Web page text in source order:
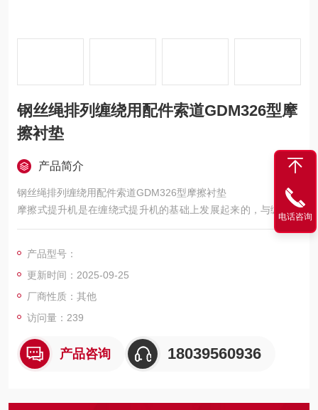
钢丝绳排列缠绕用配件索道GDM326型摩
擦衬垫
产品简介
钢丝绳排列缠绕用配件索道GDM326型摩擦衬垫
摩擦式提升机是在缠绕式提升机的基础上发展起来的，与缠绕式
提升机相比，由于有较好的使用，近几十年发展很快，在矿井提
产品型号：
更新时间：2025-09-25
厂商性质：其他
访问量：239
产品咨询 18039560936
电话咨询